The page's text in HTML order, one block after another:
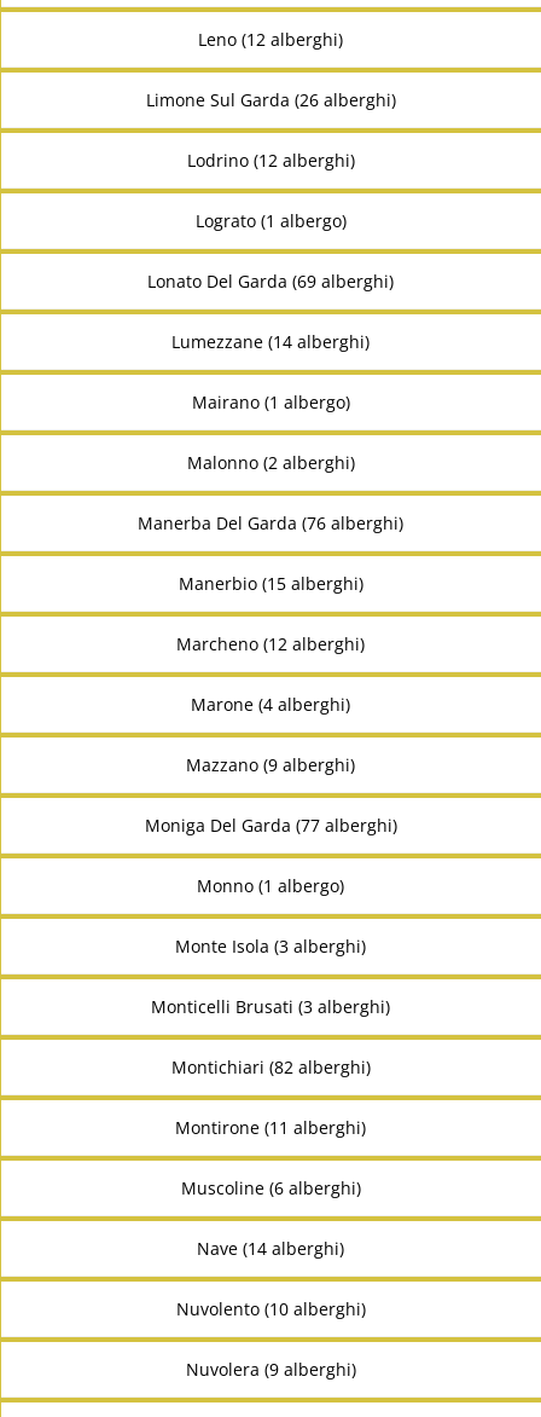
Leno (12 alberghi)
Limone Sul Garda (26 alberghi)
Lodrino (12 alberghi)
Lograto (1 albergo)
Lonato Del Garda (69 alberghi)
Lumezzane (14 alberghi)
Mairano (1 albergo)
Malonno (2 alberghi)
Manerba Del Garda (76 alberghi)
Manerbio (15 alberghi)
Marcheno (12 alberghi)
Marone (4 alberghi)
Mazzano (9 alberghi)
Moniga Del Garda (77 alberghi)
Monno (1 albergo)
Monte Isola (3 alberghi)
Monticelli Brusati (3 alberghi)
Montichiari (82 alberghi)
Montirone (11 alberghi)
Muscoline (6 alberghi)
Nave (14 alberghi)
Nuvolento (10 alberghi)
Nuvolera (9 alberghi)